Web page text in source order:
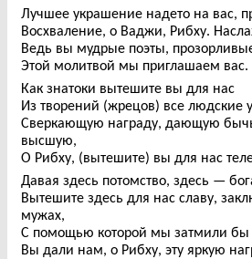
Лучшее украшение надето на вас,
Восхваление, о Ваджи, Рибху.
Ведь вы мудрые поэты,
Этой молитвой мы приглашаем вас.
Как знатоки вытешите вы для нас
Из творений (жрецов) все людские
Сверкающую награду, дающую
высшую,
О Рибху, (вытешите) вы для нас
Давая здесь потомство, здесь —
Вытешите здесь для нас славу,
мужах,
С помощью которой мы затмили бы
Вы дали нам, о Рибху, эту яркую